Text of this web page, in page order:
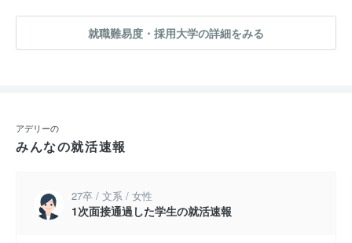
就職難易度・採用大学の詳細をみる
アデリーの
みんなの就活速報
27卒 / 文系 / 女性
1次面接通過した学生の就活速報